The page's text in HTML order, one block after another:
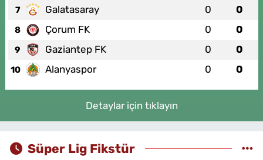
7 Galatasaray 0 0
8 Çorum FK 0 0
9 Gaziantep FK 0 0
10 Alanyaspor 0 0
Detaylar için tıklayın
Süper Lig Fikstür